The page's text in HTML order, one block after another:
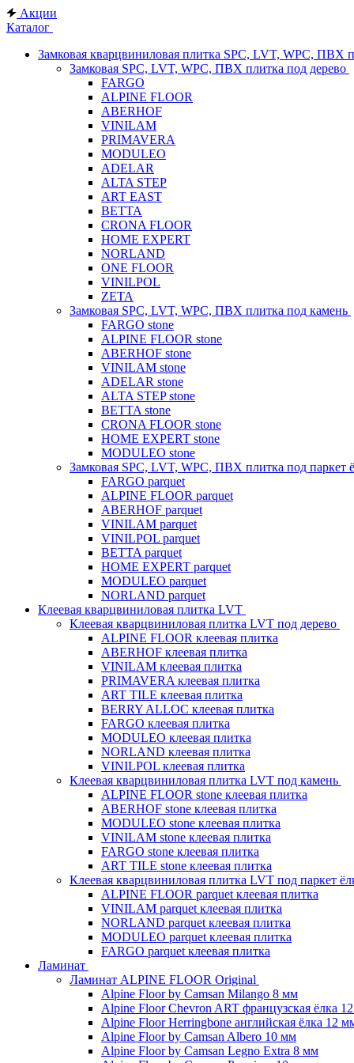
Акции
Каталог
Замковая кварцвиниловая плитка SPC, LVT, WPC, ПВХ
Замковая SPC, LVT, WPC, ПВХ плитка под дерево
FARGO
ALPINE FLOOR
ABERHOF
VINILAM
PRIMAVERA
MODULEO
ADELAR
ALTA STEP
ART EAST
BETTA
CRONA FLOOR
HOME EXPERT
NORLAND
ONE FLOOR
VINILPOL
ZETA
Замковая SPC, LVT, WPC, ПВХ плитка под камень
FARGO stone
ALPINE FLOOR stone
ABERHOF stone
VINILAM stone
ADELAR stone
ALTA STEP stone
BETTA stone
CRONA FLOOR stone
HOME EXPERT stone
MODULEO stone
Замковая SPC, LVT, WPC, ПВХ плитка под паркет
FARGO parquet
ALPINE FLOOR parquet
ABERHOF parquet
VINILAM parquet
VINILPOL parquet
BETTA parquet
HOME EXPERT parquet
MODULEO parquet
NORLAND parquet
Клеевая кварцвиниловая плитка LVT
Клеевая кварцвиниловая плитка LVT под дерево
ALPINE FLOOR клеевая плитка
ABERHOF клеевая плитка
VINILAM клеевая плитка
PRIMAVERA клеевая плитка
ART TILE клеевая плитка
BERRY ALLOC клеевая плитка
FARGO клеевая плитка
MODULEO клеевая плитка
NORLAND клеевая плитка
VINILPOL клеевая плитка
Клеевая кварцвиниловая плитка LVT под камень
ALPINE FLOOR stone клеевая плитка
ABERHOF stone клеевая плитка
MODULEO stone клеевая плитка
VINILAM stone клеевая плитка
FARGO stone клеевая плитка
ART TILE stone клеевая плитка
Клеевая кварцвиниловая плитка LVT под паркет
ALPINE FLOOR parquet клеевая плитка
VINILAM parquet клеевая плитка
NORLAND parquet клеевая плитка
MODULEO parquet клеевая плитка
FARGO parquet клеевая плитка
Ламинат
Ламинат ALPINE FLOOR Original
Alpine Floor by Camsan Milango 8 мм
Alpine Floor Chevron ART французская ёлка
Alpine Floor Herringbone английская ёлка 12
Alpine Floor by Camsan Albero 10 мм
Alpine Floor by Camsan Legno Extra 8 мм